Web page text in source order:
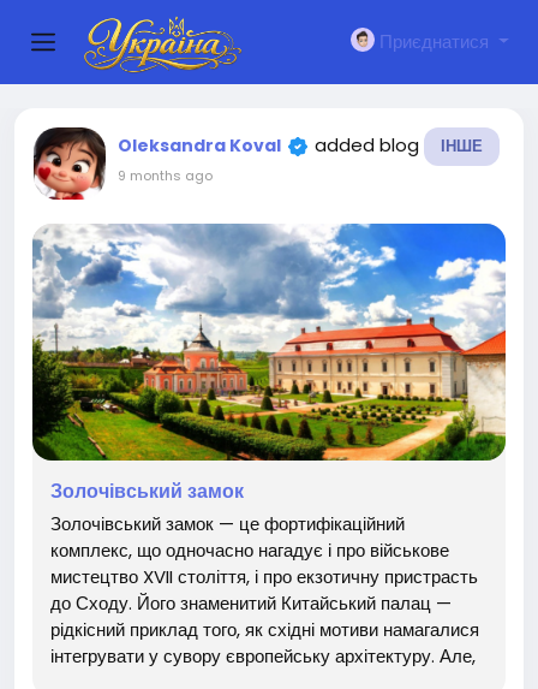
Приєднатися
Oleksandra Koval added blog ІНШЕ
9 months ago
Золочівський замок
Золочівський замок — це фортифікаційний
комплекс, що одночасно нагадує і про військове
мистецтво XVII століття, і про екзотичну пристрасть
до Сходу. Його знаменитий Китайський палац —
рідкісний приклад того, як східні мотиви намагалися
інтегрувати у сувору європейську архітектуру. Але,